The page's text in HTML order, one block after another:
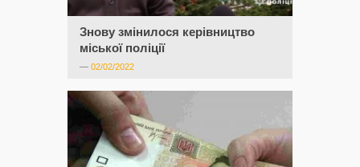
Знову змінилося керівництво
міської поліції
— 02/02/2022